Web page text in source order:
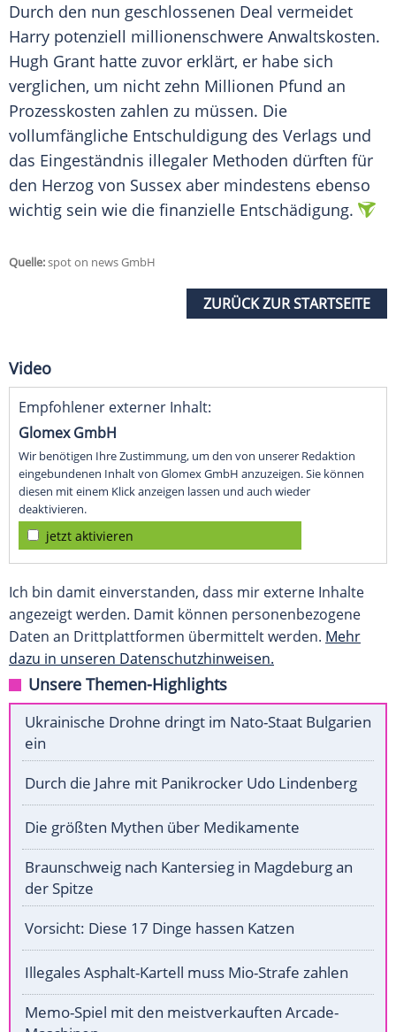
Durch den nun geschlossenen Deal vermeidet
Harry potenziell millionenschwere Anwaltskosten.
Hugh Grant hatte zuvor erklärt, er habe sich
verglichen, um nicht zehn Millionen Pfund an
Prozesskosten zahlen zu müssen. Die
vollumfängliche Entschuldigung des Verlags und
das Eingeständnis illegaler Methoden dürften für
den Herzog von Sussex aber mindestens ebenso
wichtig sein wie die finanzielle Entschädigung.
Quelle:spot on news GmbH
ZURÜCK ZUR STARTSEITE
Video
Empfohlener externer Inhalt:
Glomex GmbH
Wir benötigen Ihre Zustimmung, um den von unserer Redaktion
eingebundenen Inhalt von Glomex GmbH anzuzeigen. Sie können
diesen mit einem Klick anzeigen lassen und auch wieder
deaktivieren.
jetzt aktivieren
Ich bin damit einverstanden, dass mir externe Inhalte
angezeigt werden. Damit können personenbezogene
Daten an Drittplattformen übermittelt werden. Mehr
dazu in unseren Datenschutzhinweisen.
Unsere Themen-Highlights
Ukrainische Drohne dringt im Nato-Staat Bulgarien
ein
Durch die Jahre mit Panikrocker Udo Lindenberg
Die größten Mythen über Medikamente
Braunschweig nach Kantersieg in Magdeburg an
der Spitze
Vorsicht: Diese 17 Dinge hassen Katzen
Illegales Asphalt-Kartell muss Mio-Strafe zahlen
Memo-Spiel mit den meistverkauften Arcade-